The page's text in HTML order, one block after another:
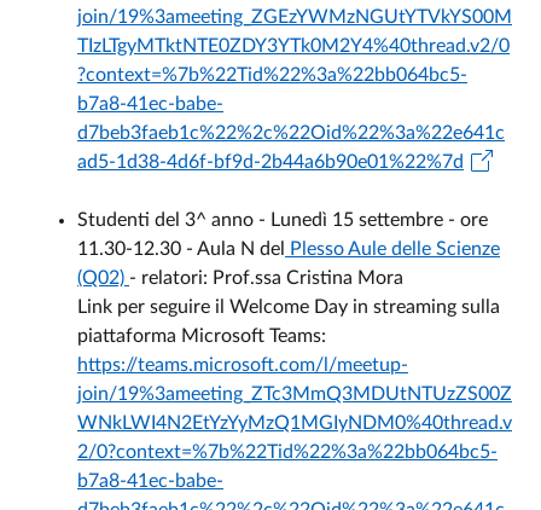
join/19%3ameeting_ZGEzYWMzNGUtYTVkYS00M
TIzLTgyMTktNTE0ZDY3YTk0M2Y4%40thread.v2/0
?context=%7b%22Tid%22%3a%22bb064bc5-
b7a8-41ec-babe-
d7beb3faeb1c%22%2c%22Oid%22%3a%22e641c
ad5-1d38-4d6f-bf9d-2b44a6b90e01%22%7d
Studenti del 3^ anno - Lunedì 15 settembre - ore
11.30-12.30 - Aula N del
Plesso Aule delle Scienze
(Q02) - relatori: Prof.ssa Cristina Mora
Link per seguire il Welcome Day in streaming sulla
piattaforma Microsoft Teams:
https://teams.microsoft.com/l/meetup-
join/19%3ameeting_ZTc3MmQ3MDUtNTUzZS00Z
WNkLWI4N2EtYzYyMzQ1MGIyNDM0%40thread.v
2/0?context=%7b%22Tid%22%3a%22bb064bc5-
b7a8-41ec-babe-